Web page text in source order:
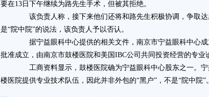
要在13日下午继续为路先生手术，但被其拒绝。
该负责人称，接下来他们还将和路先生积极协调，争取达
是“院中院”的说法，该负责人予以否认。
据宁益眼科中心提供的相关文件，南京市宁益眼科中心成
批准成立，由南京市鼓楼医院和美国IBC公司共同投资经营的专业
工商资料显示，鼓楼医院确为宁益眼科中心股东之一。宁
楼医院提供专业技术队伍，因此并非外包的“黑户”，不是“院中院”。